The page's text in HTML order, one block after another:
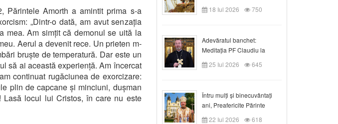
Părintele Amorth a amintit prima s-a
„Dintr-o dată, am avut senzația
mea. Am simțit că demonul se uită la
Aerul a devenit rece. Un prieten m-
bruște de temperatură. Dar este un
să ai această experiență. Am încercat
continuat rugăciunea de exorcizare:
plin de capcane și minciuni, dușman
Lasă locul lui Cristos, în care nu este
duminica a VII-a după Rusalii
18 Iul 2026 750
Adevăratul banchet:
Meditația PF Claudiu la
Duminica a VIII-a după
Rusalii
25 Iul 2026 645
Întru mulți și binecuvântați
ani, Preafericite Părinte
Claudiu!
22 Iul 2026 618